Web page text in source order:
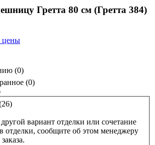
Гретта 80 см (Гретта 384)
цены
(0)
(0)
вариант отделки или сочетание
отделки, сообщите об этом менеджеру